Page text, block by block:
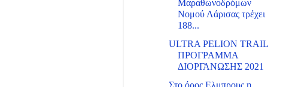
Μαραθωνοδρόμων
Νομού Λάρισας τρέχει
188...
ULTRA PELION TRAIL
ΠΡΟΓΡΑΜΜΑ
ΔΙΟΡΓΑΝΩΣΗΣ 2021